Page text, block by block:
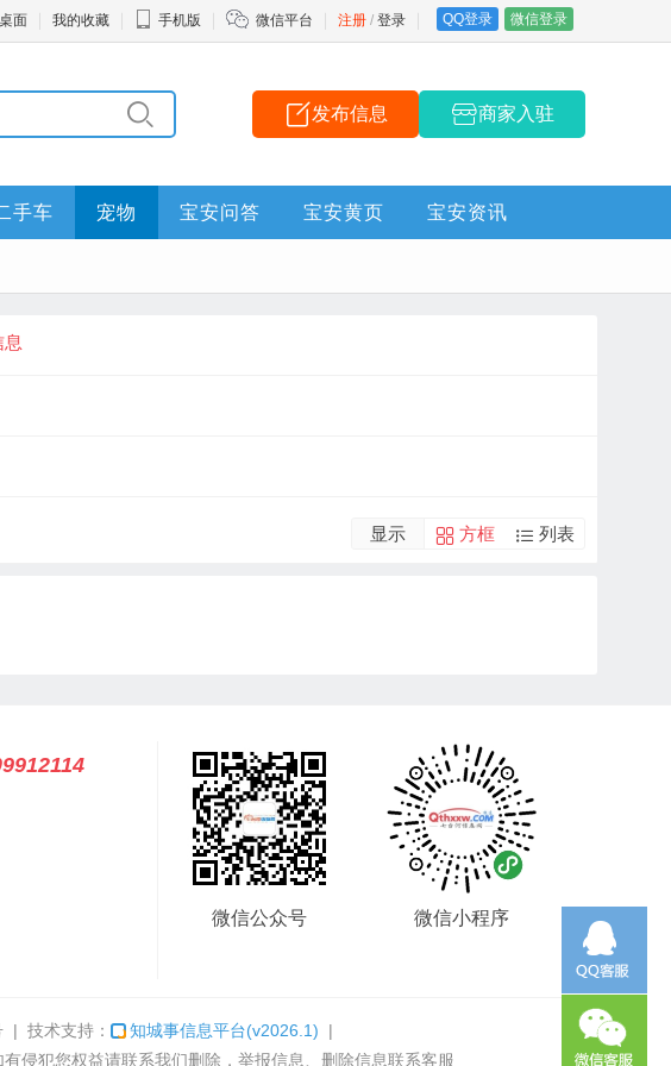
注册 / 登录 QQ登录 微信登录
面 我的收藏 手机版 微信平台
发布信息 商家入驻
手车 宠物 宝安问答 宝安黄页 宝安资讯
显示 方框 列表
微信公众号 微信小程序
| 技术支持： 知城事信息平台(v2026.1) |
侵犯您权益请联系我们删除，举报信息、删除信息联系客服